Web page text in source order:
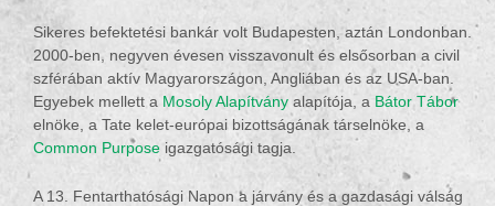
Sikeres befektetési bankár volt Budapesten, aztán Londonban.
2000-ben, negyven évesen visszavonult és elsősorban a civil
szférában aktív Magyarországon, Angliában és az USA-ban.
Egyebek mellett a Mosoly Alapítvány alapítója, a Bátor Tábor
elnöke, a Tate kelet-európai bizottságának társelnöke, a
Common Purpose igazgatósági tagja.
A 13. Fentarthatósági Napon a járvány és a gazdasági válság